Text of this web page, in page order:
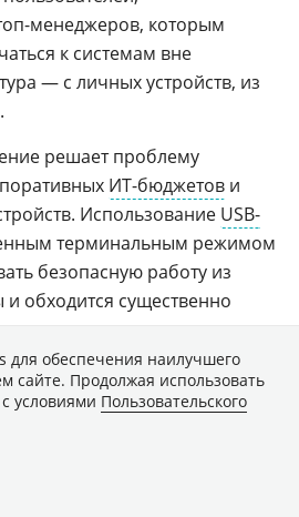
менеджеров, которым
к системам вне
— с личных устройств, из
решает проблему
ИТ-бюджетов и
Использование USB-
терминальным режимом
безопасную работу из
обходится существенно
ПО.
сценарии работы внешних
организаций, которые
сред.
для обеспечения наилучшего
сайте. Продолжая использовать
условиями Пользовательского